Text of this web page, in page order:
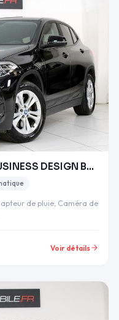
BMW X2 (F39) XDRIVE 25E BUSINESS DESIGN BVA6
de pluie, Caméra de
Voir détails